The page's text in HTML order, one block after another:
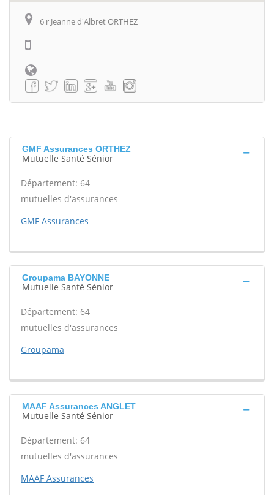
6 r Jeanne d'Albret ORTHEZ
GMF Assurances ORTHEZ
Mutuelle Santé Sénior
Département: 64
mutuelles d'assurances
GMF Assurances
Groupama BAYONNE
Mutuelle Santé Sénior
Département: 64
mutuelles d'assurances
Groupama
MAAF Assurances ANGLET
Mutuelle Santé Sénior
Département: 64
mutuelles d'assurances
MAAF Assurances